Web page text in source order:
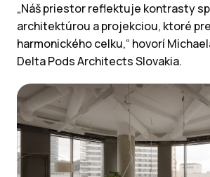
„Náš priestor reflektuje kontrasty
architektúrou a projekciou, ktoré
harmonického celku,“ hovorí
Delta Pods Architects Slovakia.